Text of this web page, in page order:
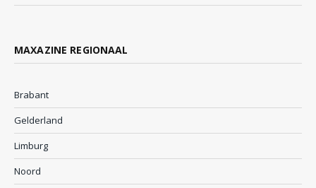
MAXAZINE REGIONAAL
Brabant
Gelderland
Limburg
Noord